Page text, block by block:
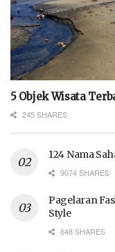
5 Objek Wisata
245 SHARES
124 Nama
9074 SHARES
Pagelaran
Style
648 SHARES